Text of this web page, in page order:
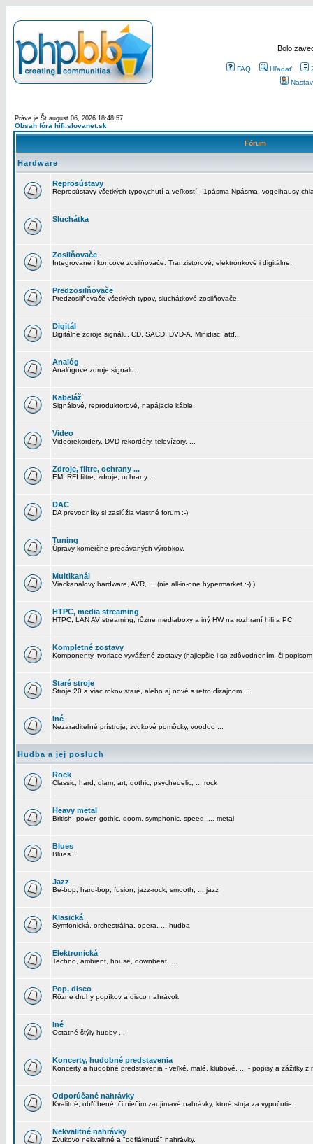
Bolo
FAQ Hľadať
Práve je Št august 06, 2026 18:48:57
Obsah fóra hifi.slovanet.sk
Fórum
Hardware
Reprosústavy
Reprosústavy všetkých typov,chutí a veľkostí - 1pásma-Npásma, vogelhausy-
Sluchátka
Zosilňovače
Integrované i koncové zosilňovače. Tranzistorové, elektrónkové i digitálne.
Predzosilňovače
Predzosilňovače všetkých typov, sluchátkové zosilňovače.
Digitál
Digitálne zdroje signálu. CD, SACD, DVD-A, Minidisc, atď...
Analóg
Analógové zdroje signálu.
Kabeláž
Signálové, reproduktorové, napájacie káble.
Video
Videorekordéry, DVD rekordéry, televízory, ...
Zdroje, filtre, ochrany ...
EMI,RFI filtre, zdroje, ochrany ...
DAC
DA prevodníky si zaslúžia vlastné forum :-)
Tuning
Úpravy komerčne predávaných výrobkov.
Multikanál
Viackanálovy hardware, AVR, ... (nie all-in-one hypermarket :-) )
HTPC, media streaming
HTPC, LAN AV streaming, rôzne mediaboxy a iný HW na rozhraní hifi a PC
Kompletné zostavy
Komponenty, tvoriace vyvážené zostavy (najlepšie i so zdôvodnením, či
Staré stroje
Stroje 20 a viac rokov staré, alebo aj nové s retro dizajnom ...
Iné
Nezaraditeľné prístroje, zvukové pomôcky, voodoo ...
Hudba a jej posluch
Rock
Classic, hard, glam, art, gothic, psychedelic, ... rock
Heavy metal
British, power, gothic, doom, symphonic, speed, ... metal
Blues
Blues ...
Jazz
Be-bop, hard-bop, fusion, jazz-rock, smooth, ... jazz
Klasická
Symfonická, orchestrálna, opera, ... hudba
Elektronická
Techno, ambient, house, downbeat, ...
Pop, disco
Rôzne druhy popíkov a disco nahrávok
Iné
Ostatné štýly hudby ...
Koncerty, hudobné predstavenia
Koncerty a hudobné predstavenia - veľké, malé, klubové, ... - popisy a zážitky z
Odporúčané nahrávky
Kvalitné, obľúbené, či niečím zaujímavé nahrávky, ktoré stoja za vypočutie.
Nekvalitné nahrávky
Zvukovo nekvalitné a "odfláknuté" nahrávky.